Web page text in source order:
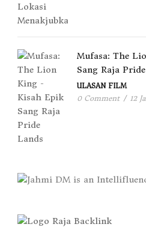
Mufasa: The
Sang Raja
ULASAN FILM
0 Comment / 12